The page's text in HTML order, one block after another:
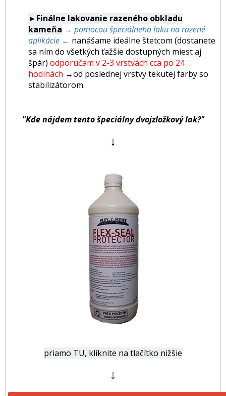
►Finálne lakovanie razeného obkladu
kameňa → pomocou špeciálneho laku na razené
aplikácie ← nanášame ideálne štetcom (dostanete
sa ním do všetkých ťažšie dostupných miest aj
špár) odporúčam v 2-3 vrstvách cca po 24
hodinách →od poslednej vrstvy tekutej farby so
stabilizátorom.
"Kde nájdem tento špeciálny dvojzložkový lak?"
↓
priamo TU, kliknite na tlačítko nižšie
↓